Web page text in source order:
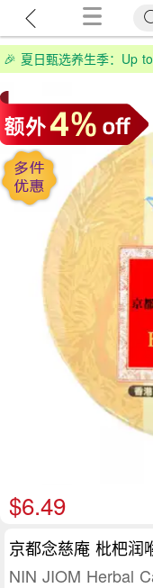
🎉 夏日甄选养生季：Up
$6.49
京都念慈庵 枇杷润
NIN JIOM Herbal